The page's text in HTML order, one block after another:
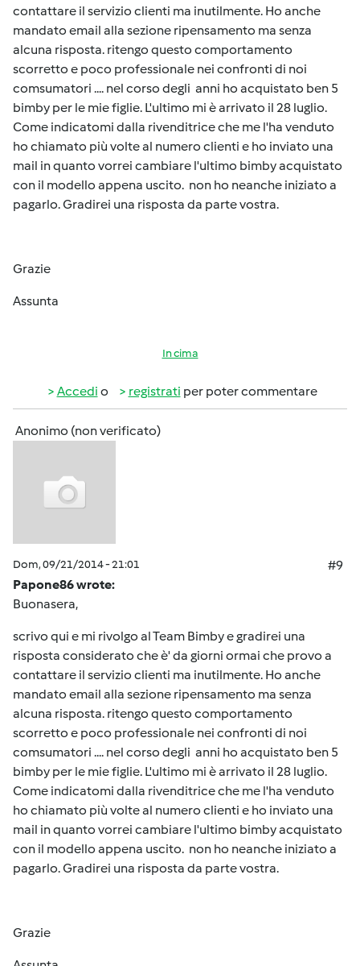
contattare il servizio clienti ma inutilmente. Ho anche
mandato email alla sezione ripensamento ma senza
alcuna risposta. ritengo questo comportamento
scorretto e poco professionale nei confronti di noi
comsumatori .... nel corso degli anni ho acquistato ben 5
bimby per le mie figlie. L'ultimo mi è arrivato il 28 luglio.
Come indicatomi dalla rivenditrice che me l'ha venduto
ho chiamato più volte al numero clienti e ho inviato una
mail in quanto vorrei cambiare l'ultimo bimby acquistato
con il modello appena uscito. non ho neanche iniziato a
pagarlo. Gradirei una risposta da parte vostra.
Grazie
Assunta
In cima
Accedi o registrati per poter commentare
Anonimo (non verificato)
Dom, 09/21/2014 - 21:01
#9
Papone86 wrote:
Buonasera,
scrivo qui e mi rivolgo al Team Bimby e gradirei una
risposta considerato che è' da giorni ormai che provo a
contattare il servizio clienti ma inutilmente. Ho anche
mandato email alla sezione ripensamento ma senza
alcuna risposta. ritengo questo comportamento
scorretto e poco professionale nei confronti di noi
comsumatori .... nel corso degli anni ho acquistato ben 5
bimby per le mie figlie. L'ultimo mi è arrivato il 28 luglio.
Come indicatomi dalla rivenditrice che me l'ha venduto
ho chiamato più volte al numero clienti e ho inviato una
mail in quanto vorrei cambiare l'ultimo bimby acquistato
con il modello appena uscito. non ho neanche iniziato a
pagarlo. Gradirei una risposta da parte vostra.
Grazie